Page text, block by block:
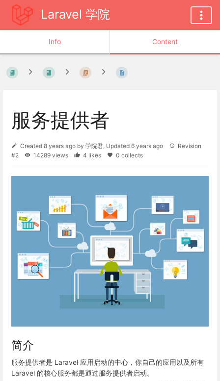
Laravel 学院
Info Content
服务提供者
Created 8 years ago by 学院君, Updated 6 years ago
Revision
#2
14289 views 4 likes 0 collects
简介
服务提供者是 Laravel 应用启动的中心，你自己的应用以及所有
Laravel 的核心服务都是通过服务提供者启动。